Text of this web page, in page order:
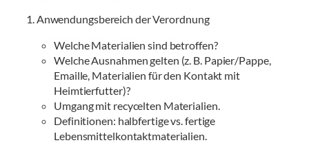
1. Anwendungsbereich der Verordnung
Welche Materialien sind betroffen?
Welche Ausnahmen gelten (z. B. Papier/Pappe,
Emaille, Materialien für den Kontakt mit
Heimtierfutter)?
Umgang mit recycelten Materialien.
Definitionen: halbfertige vs. fertige
Lebensmittelkontaktmaterialien.